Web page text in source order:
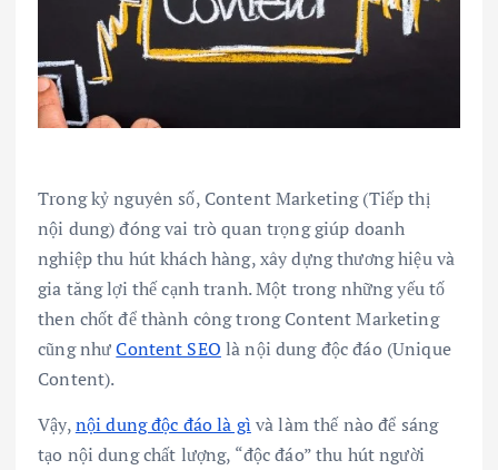
Trong kỷ nguyên số, Content Marketing (Tiếp thị
nội dung) đóng vai trò quan trọng giúp doanh
nghiệp thu hút khách hàng, xây dựng thương hiệu và
gia tăng lợi thế cạnh tranh. Một trong những yếu tố
then chốt để thành công trong Content Marketing
cũng nhưContent SEO là nội dung độc đáo (Unique
Content).
Vậy,nội dung độc đáo là gì và làm thế nào để sáng
tạo nội dung chất lượng, “độc đáo” thu hút người